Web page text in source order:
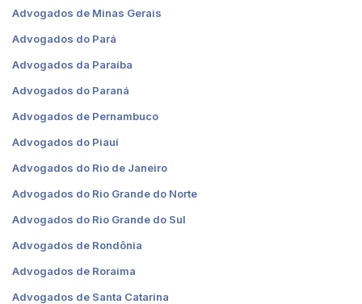
Advogados de Minas Gerais
Advogados do Pará
Advogados da Paraíba
Advogados do Paraná
Advogados de Pernambuco
Advogados do Piauí
Advogados do Rio de Janeiro
Advogados do Rio Grande do Norte
Advogados do Rio Grande do Sul
Advogados de Rondônia
Advogados de Roraima
Advogados de Santa Catarina